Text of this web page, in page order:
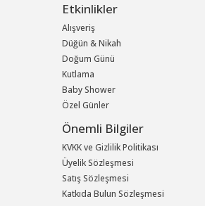
Etkinlikler
Alışveriş
Düğün & Nikah
Doğum Günü
Kutlama
Baby Shower
Özel Günler
Önemli Bilgiler
KVKK ve Gizlilik Politikası
Üyelik Sözleşmesi
Satış Sözleşmesi
Katkıda Bulun Sözleşmesi